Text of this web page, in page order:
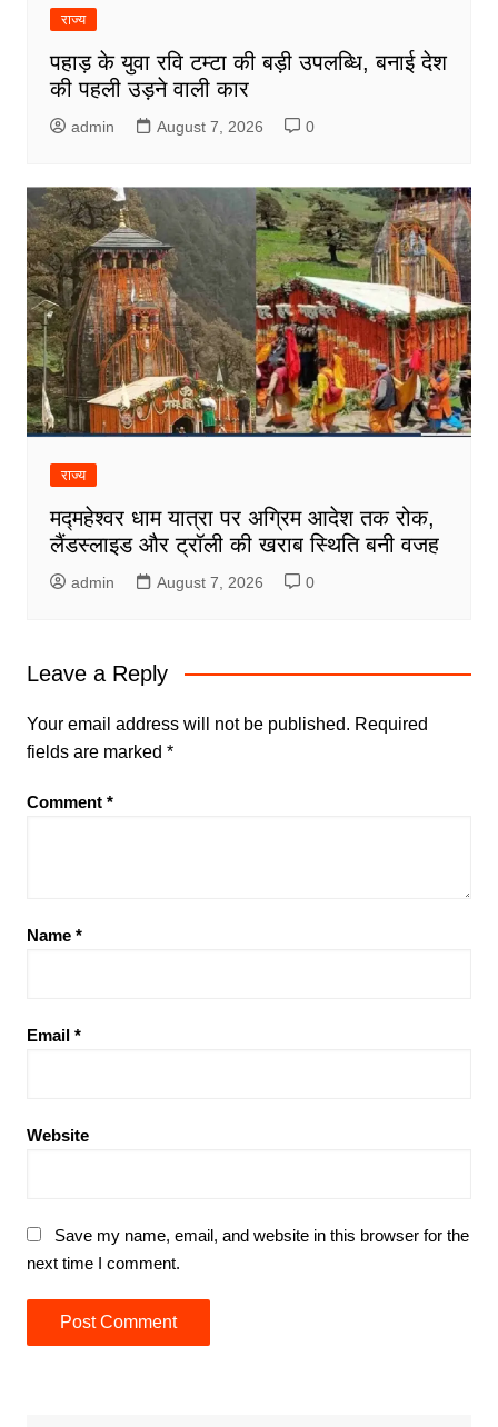
राज्य
पहाड़ के युवा रवि टम्टा की बड़ी उपलब्धि, बनाई देश
की पहली उड़ने वाली कार
admin August 7, 2026 0
राज्य
मद्महेश्वर धाम यात्रा पर अग्रिम आदेश तक रोक,
लैंडस्लाइड और ट्रॉली की खराब स्थिति बनी वजह
admin August 7, 2026 0
Leave a Reply
Your email address will not be published. Required
fields are marked *
Comment *
Name *
Email *
Website
Save my name, email, and website in this browser for the
next time I comment.